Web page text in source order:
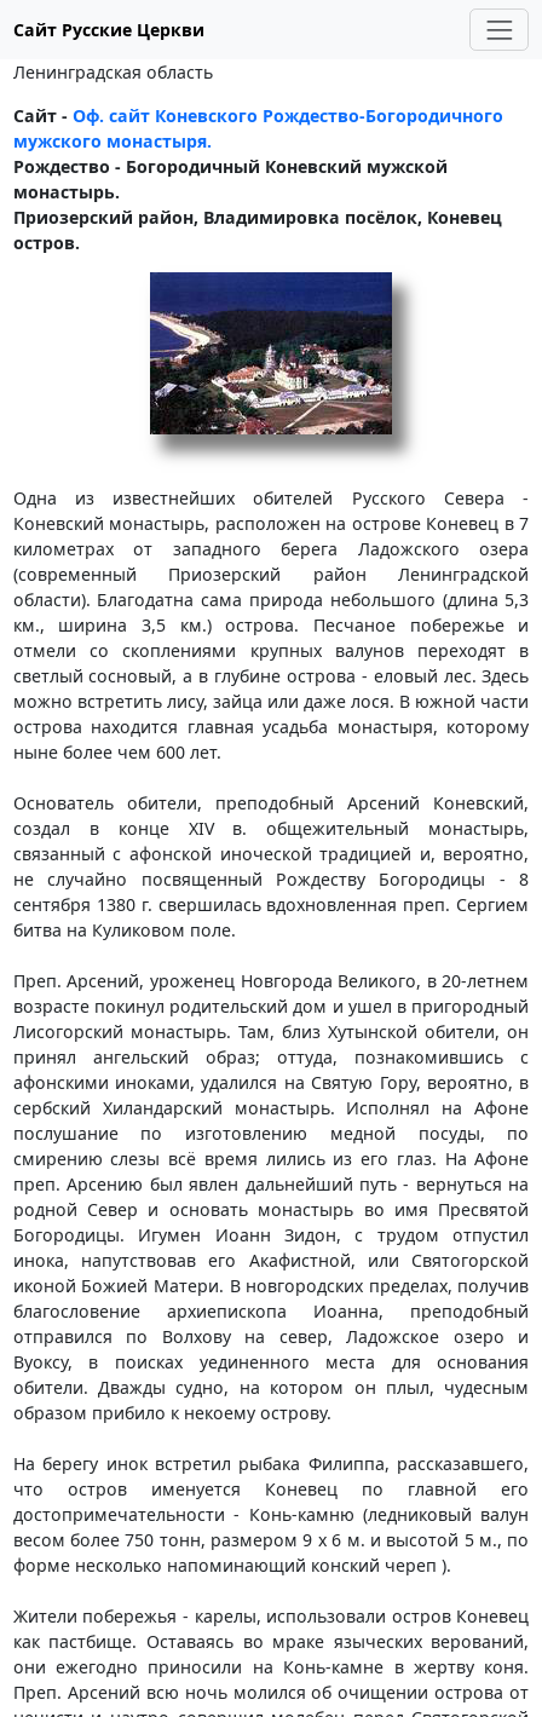
Сайт Русские Церкви
Ленинградская область
Сайт - Оф. сайт Коневского Рождество-Богородичного
мужского монастыря.
Рождество - Богородичный Коневский мужской
монастырь.
Приозеpcкий район, Bладимировка посёлок, Кoневец
остров.
Одна из известнейших обителей Русского Севера -
Коневский монастырь, расположен на острове Коневец в 7
километрах от западного берега Ладожского озеpа
(современный Пpиозеpский район Ленингpадской
области). Благодатна сама природа небольшого (длина 5,3
км., ширина 3,5 км.) острова. Песчаное побережье и
отмели со скоплениями крупных валунов переходят в
светлый сосновый, а в глубине острова - еловый лес. Здесь
можно встретить лису, зайца или даже лося. В южной части
острова находится главная усадьба монастыря, которому
ныне более чем 600 лет.
Основатель обители, преподобный Арсений Коневский,
создал в конце XIV в. общежительный монастырь,
связанный с афонской иноческой традицией и, вероятно,
не случайно посвященный Рождеству Богородицы - 8
сентября 1380 г. свершилась вдохновленная преп. Сергием
битва на Куликовом поле.
Пpеп. Аpсений, уроженец Новгорода Великого, в 20-летнем
возрасте покинул родительский дом и ушел в пригородный
Лисогоpский монастырь. Там, близ Хутынской обители, он
принял ангельский образ; оттуда, познакомившись с
афонскими иноками, удалился на Святую Гору, вероятно, в
сербский Хиландарский монастырь. Исполнял на Афоне
послушание по изготовлению медной посуды, по
смирению слезы всё время лились из его глаз. На Афоне
преп. Арсению был явлен дальнейший путь - вернуться на
родной Север и основать монастырь во имя Пресвятой
Богородицы. Игумен Иоанн Зидон, с трудом отпустил
инока, напутствовав его Акафистной, или Святогорской
иконой Божией Матери. В новгородских пределах, получив
благословение архиепископа Иоанна, преподобный
отправился по Волхову на север, Ладожское озеро и
Вуоксу, в поисках уединенного места для основания
обители. Дважды судно, на котором он плыл, чудесным
образом прибило к некоему острову.
На берегу инок встретил рыбака Филиппа, рассказавшего,
что остров именуется Коневец по главной его
достопримечательности - Конь-камню (ледниковый валун
весом более 750 тонн, размером 9 х 6 м. и высотой 5 м., по
форме несколько напоминающий конский череп ).
Жители побережья - карелы, использовали остров Коневец
как пастбище. Оставаясь во мраке языческих верований,
они ежегодно приносили на Конь-камне в жертву коня.
Преп. Арсений всю ночь молился об очищении острова от